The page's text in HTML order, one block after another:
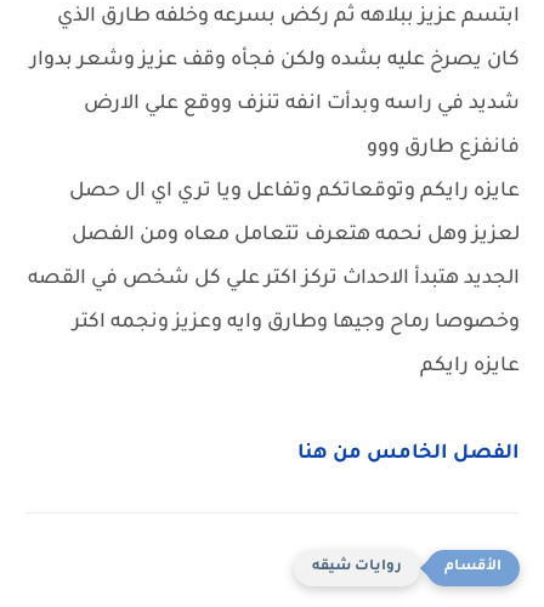
ابتسم عزيز ببلاهه ثم ركض بسرعه وخلفه طارق الذي
كان يصرخ عليه بشده ولكن فجأه وقف عزيز وشعر بدوار
شديد في راسه وبدأت انفه تنزف ووقع علي الارض
فانفزع طارق ووو
عايزه رايكم وتوقعاتكم وتفاعل ويا تري اي ال حصل
لعزيز وهل نحمه هتعرف تتعامل معاه ومن الفصل
الجديد هتبدأ الاحداث تركز اكتر علي كل شخص في القصه
وخصوصا رماح وجيها وطارق وايه وعزيز ونجمه اكتر
عايزه رايكم
الفصل الخامس من هنا
روايات شيقه